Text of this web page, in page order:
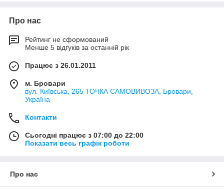
Про нас
Рейтинг не сформований
Менше 5 відгуків за останній рік
Працює з 26.01.2011
м. Бровари
вул. Київська, 265 ТОЧКА САМОВИВОЗА, Бровари,
Україна
Контакти
Сьогодні працює з 07:00 до 22:00
Показати весь графік роботи
Про нас